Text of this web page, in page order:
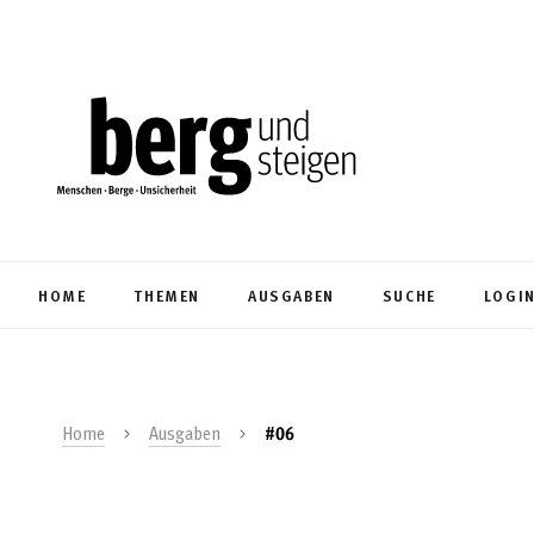
HOME THEMEN AUSGABEN SUCHE
Home Ausgaben #06